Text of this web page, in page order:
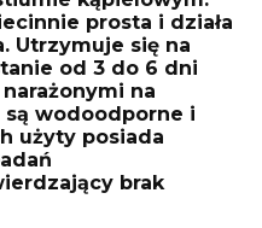
prosta i działa
Utrzymuje się na
od 3 do 6 dni
na
są wodoodporne i
użyty posiada
brak